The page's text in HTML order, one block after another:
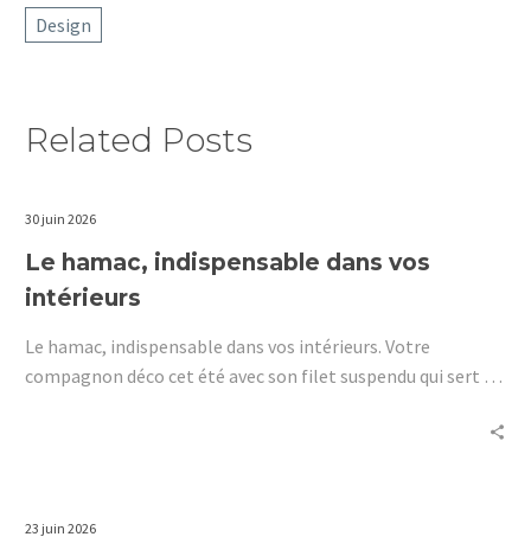
Design
Related Posts
30 juin 2026
Le hamac, indispensable dans vos
intérieurs
Le hamac, indispensable dans vos intérieurs. Votre
compagnon déco cet été avec son filet suspendu qui sert de
23 juin 2026